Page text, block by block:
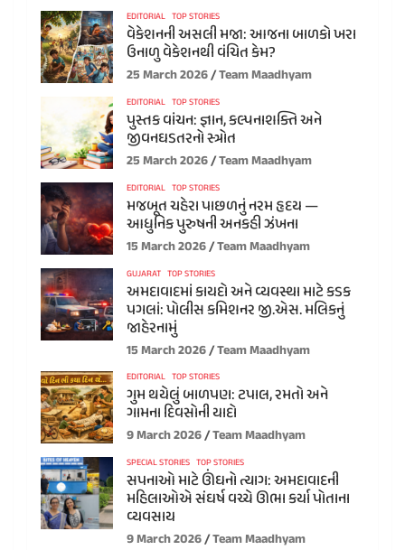
EDITORIAL TOP STORIES
વેકેશનની અસલી મજા: આજના બાળકો ખરા
ઉનાળુ વેકેશનથી વંચિત કેમ?
25 March 2026 Team Maadhyam
EDITORIAL TOP STORIES
પુસ્તક વાંચન: જ્ઞાન, કલ્પનાશક્તિ અને
જીવનઘડતરનો સ્ત્રોત
25 March 2026 Team Maadhyam
EDITORIAL TOP STORIES
મજબૂત ચહેરા પાછળનું નરમ હૃદય —
આધુનિક પુરુષની અનકહી ઝંખના
15 March 2026 Team Maadhyam
GUJARAT TOP STORIES
અમદાવાદમાં કાયદો અને વ્યવસ્થા માટે કડક
પગલાં: પોલીસ કમિશનર જી.એસ. મલિકનું
જાહેરનામું
15 March 2026 Team Maadhyam
EDITORIAL TOP STORIES
ગુમ થયેલું બાળપણ: ટપાલ, રમતો અને
ગામના દિવસોની યાદો
9 March 2026 Team Maadhyam
SPECIAL STORIES TOP STORIES
સપનાઓ માટે ઊંઘનો ત્યાગ: અમદાવાદની
મહિલાઓએ સંઘર્ષ વચ્ચે ઊભા કર્યા પોતાના
વ્યવસાય
9 March 2026 Team Maadhyam